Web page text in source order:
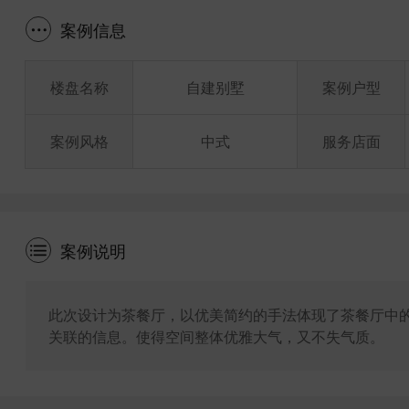
案例信息
楼盘名称
案例风格
自建别墅
中式
案例户型
服务店面
案例说明
此次设计为茶餐厅，以优美简约的手法体现了茶餐厅
关联的信息。使得空间整体优雅大气，又不失气质。